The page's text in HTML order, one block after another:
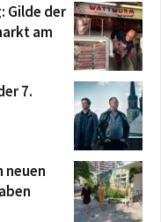
Gilde der
am
7.
neuen